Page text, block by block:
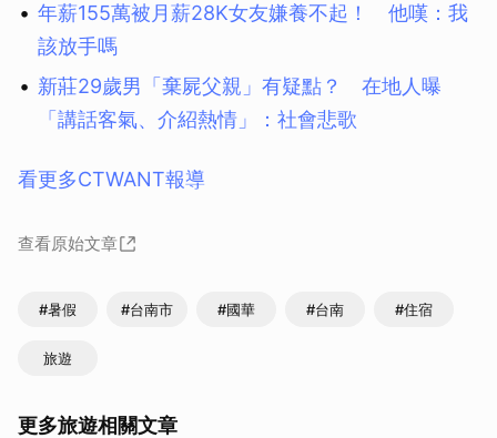
年薪155萬被月薪28K女友嫌養不起！ 他嘆：我
該放手嗎
新莊29歲男「棄屍父親」有疑點？ 在地人曝
「講話客氣、介紹熱情」：社會悲歌
看更多CTWANT報導
查看原始文章
#暑假 #台南市 #國華 #台南 #住宿
旅遊
更多旅遊相關文章